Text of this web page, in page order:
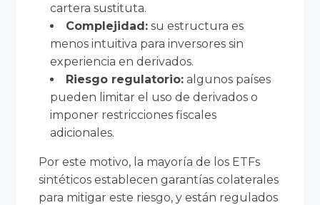
cartera sustituta.
Complejidad: su estructura es
menos intuitiva para inversores sin
experiencia en derivados.
Riesgo regulatorio: algunos países
pueden limitar el uso de derivados o
imponer restricciones fiscales
adicionales.
Por este motivo, la mayoría de los ETFs
sintéticos establecen garantías colaterales
para mitigar este riesgo, y están regulados